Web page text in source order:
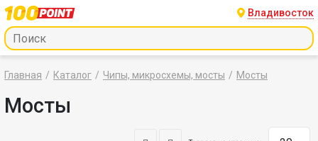
Владивосток
Главная Каталог Чипы, микросхемы, мосты Мосты
Мосты